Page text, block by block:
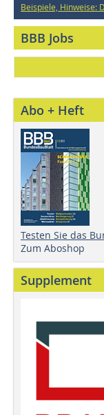
Beispiele, Hinweise:
BBB Jobs
Abo + Heft
Testen Sie das
Zum Aboshop
Supplement